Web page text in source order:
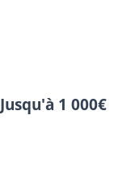
Jusqu'à 1 000€